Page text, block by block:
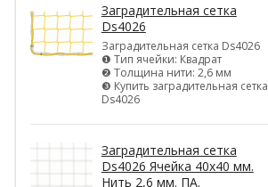
Заградительная сетка
Ds4026
Заградительная сетка Ds4026
❶ Тип ячейки: Квадрат
❷ Толщина нити: 2,6 мм
❸ Купить заградительная сетка
Ds4026
Заградительная сетка
Ds4026 Ячейка 40х40 мм.
Нить 2,6 мм. ПА.